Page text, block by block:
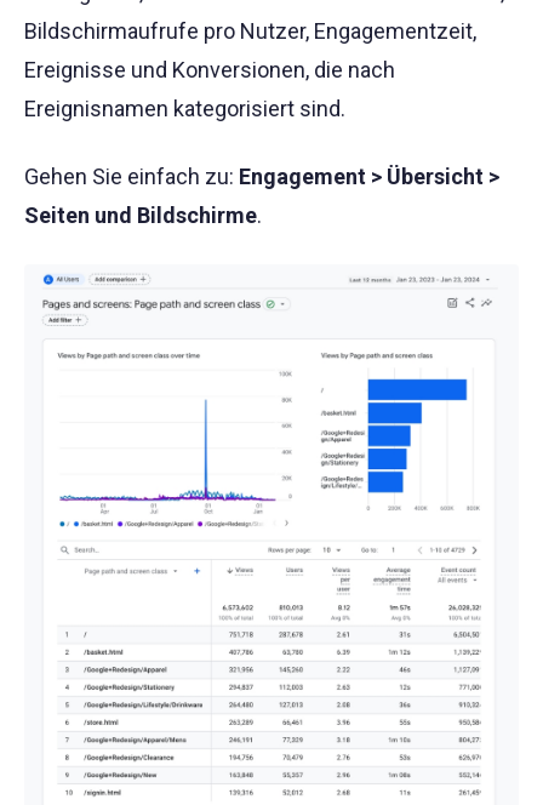
Bildschirmaufrufe pro Nutzer, Engagementzeit,
Ereignisse und Konversionen, die nach
Ereignisnamen kategorisiert sind.
Gehen Sie einfach zu: Engagement > Übersicht >
Seiten und Bildschirme.